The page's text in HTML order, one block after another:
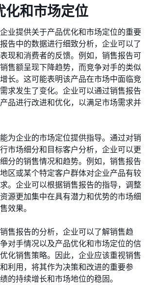
化和市场定位
业提供关于产品优化和市场定位的重要
告中的数据进行细致分析，企业可以了
现和消费者的反馈。例如，销售报告可
售额呈现下降趋势，而竞争对手的类似
长。这可能表明该产品在市场中面临竞
求发生了变化。企业可以通过销售报告
品进行改进和优化，以满足市场需求并
为企业的市场定位提供指导。通过对销
市场细分和目标客户分析，企业可以更
分的销售情况和趋势。例如，销售报告
区或某个特定客户群体对企业产品有较
。企业可以根据销售报告的指导，调整
源更加集中在具有潜力和优势的市场细
效果。
售报告的分析，企业可以了解销售趋
对手情况以及产品优化和市场定位的信
化销售策略。因此，企业应该重视销售
利用，将其作为决策和改进的重要参
的持续增长和市场地位的稳固。